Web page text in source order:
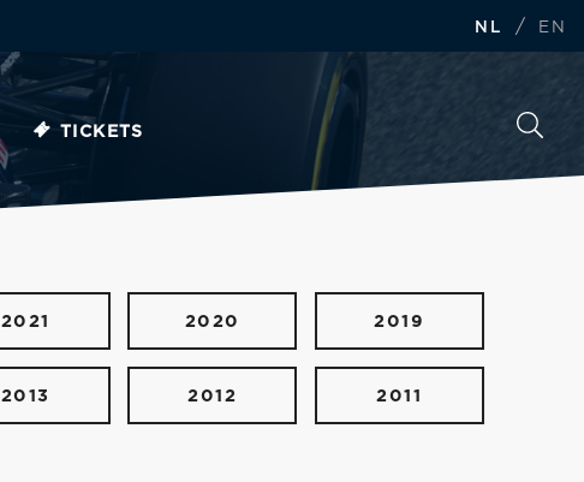
NL / EN
TICKETS
2021 2020 2019
2013 2012 2011